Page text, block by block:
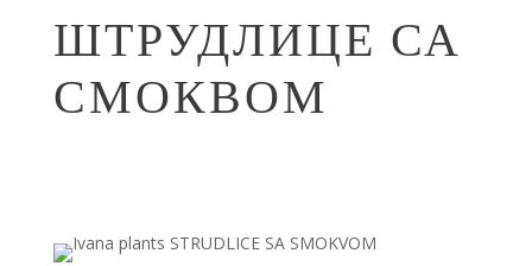
ШТРУДЛИЦЕ СА
СМОКВОМ